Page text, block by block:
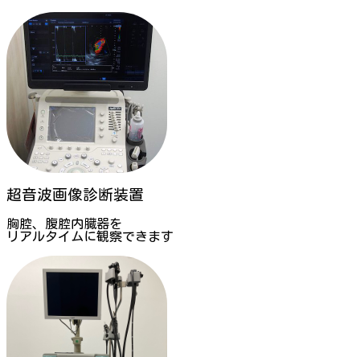
超音波画像診断装置
胸腔、腹腔内臓器を
リアルタイムに観察できます